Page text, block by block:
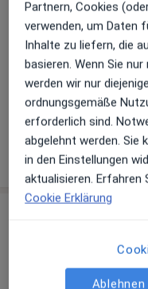
Zweite Menung zu
geplanten Therapie
Wie funktioniert
Breiter Weg 122,
Partnern, Cookies
verwenden, um Daten
Inhalte zu liefern, die
basieren. Wenn Sie
werden wir nur
ordnungsgemäße
erforderlich sind.
abgelehnt werden. Sie
in den Einstellungen
aktualisieren. Erfahren
Cookie Erklärung
Ablehnen